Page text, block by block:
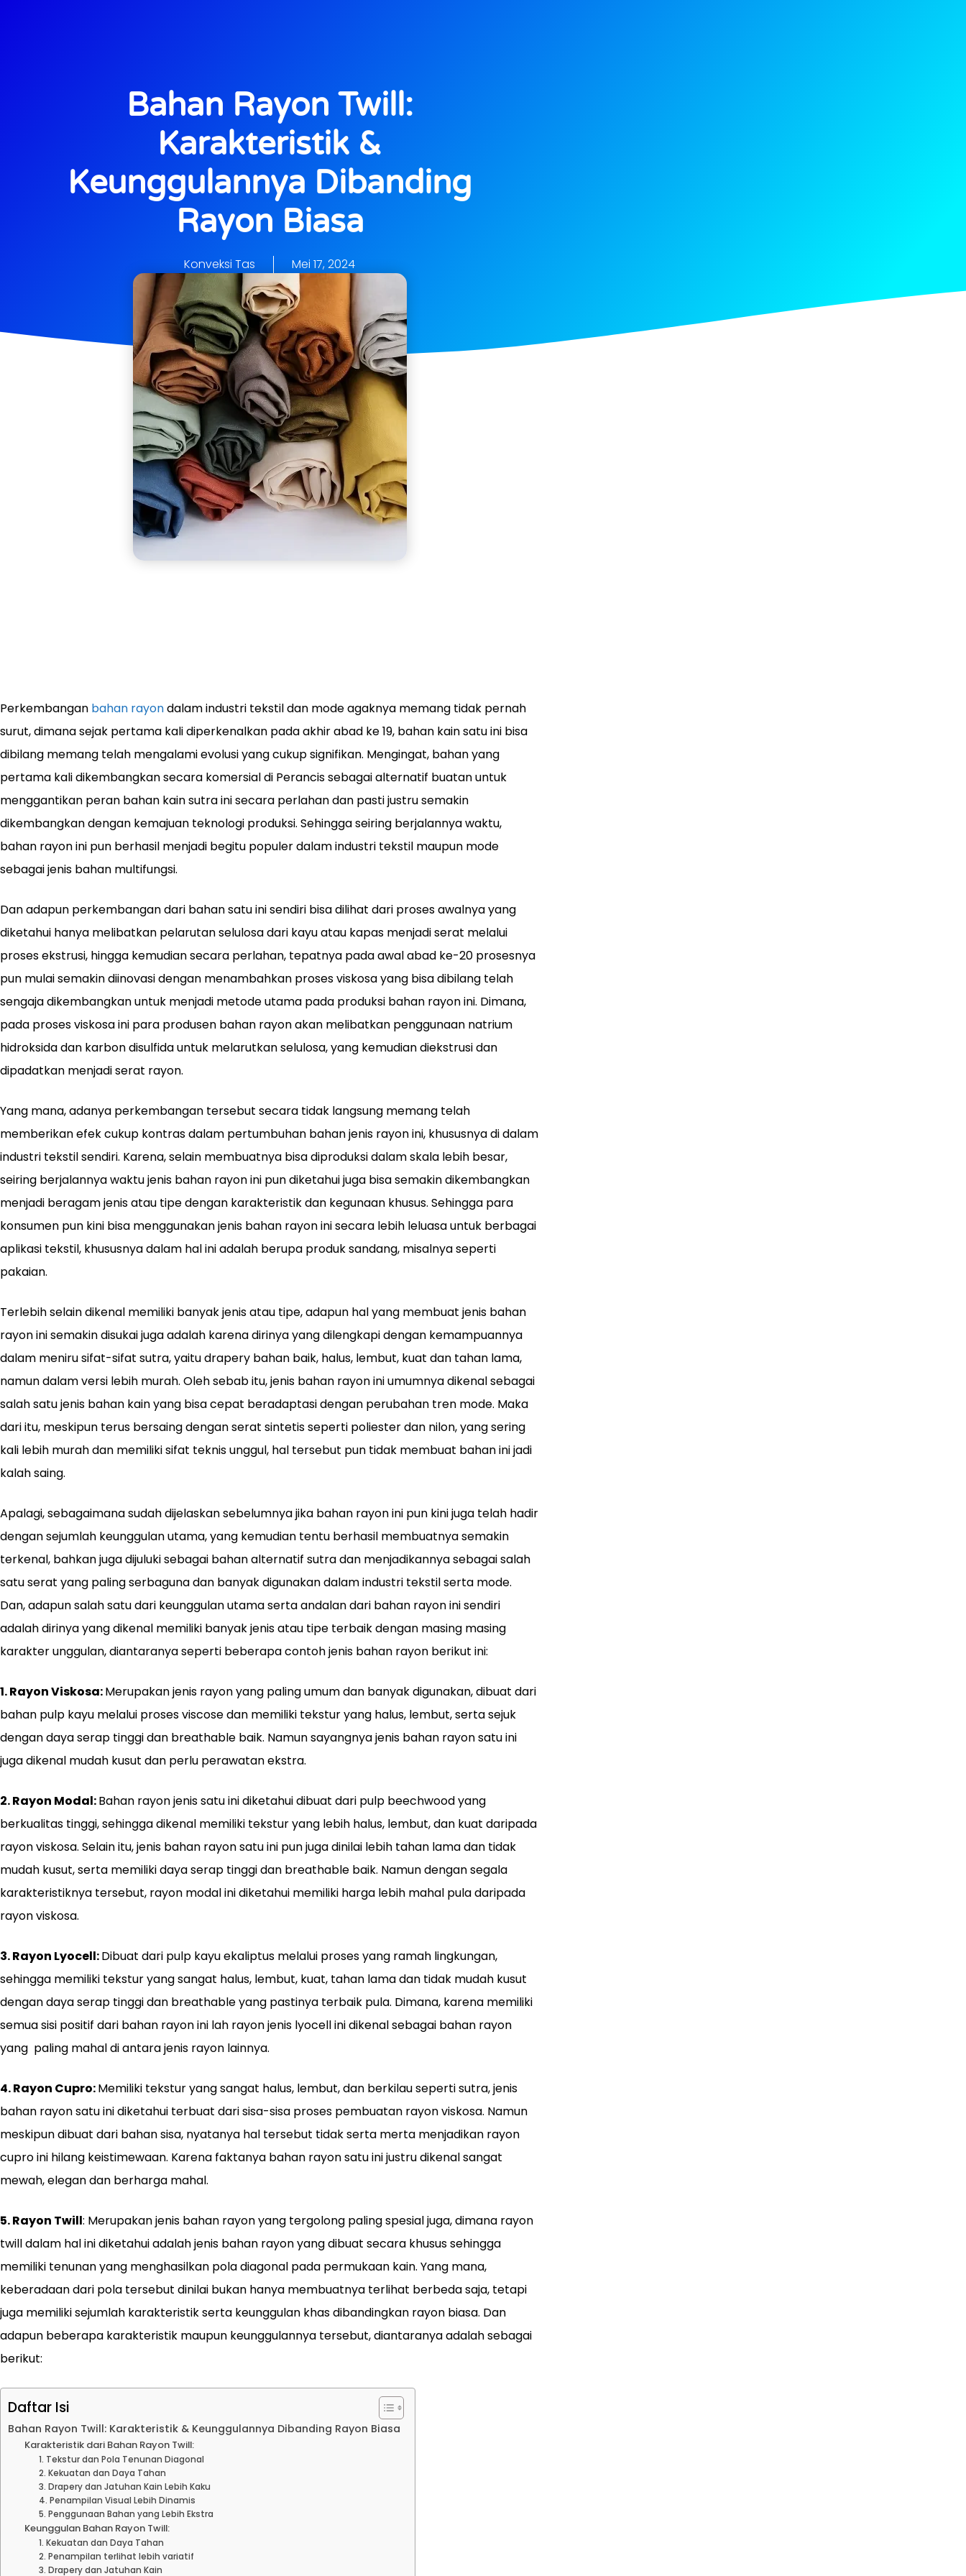
Bahan Rayon Twill:
Karakteristik &
Keunggulannya Dibanding
Rayon Biasa
Konveksi Tas Mei 17, 2024
Perkembangan bahan rayondalam industri tekstil dan mode agaknya memang tidak pernah
surut, dimana sejak pertama kali diperkenalkan pada akhir abad ke 19, bahan kain satu ini bisa
dibilang memang telah mengalami evolusi yang cukup signifikan. Mengingat, bahan yang
pertama kali dikembangkan secara komersial di Perancis sebagai alternatif buatan untuk
menggantikan peran bahan kain sutra ini secara perlahan dan pasti justru semakin
dikembangkan dengan kemajuan teknologi produksi. Sehingga seiring berjalannya waktu,
bahan rayon ini pun berhasil menjadi begitu populer dalam industri tekstil maupun mode
sebagai jenis bahan multifungsi.
Dan adapun perkembangan dari bahan satu ini sendiri bisa dilihat dari proses awalnya yang
diketahui hanya melibatkan pelarutan selulosa dari kayu atau kapas menjadi serat melalui
proses ekstrusi, hingga kemudian secara perlahan, tepatnya pada awal abad ke-20 prosesnya
pun mulai semakin diinovasi dengan menambahkan proses viskosa yang bisa dibilang telah
sengaja dikembangkan untuk menjadi metode utama pada produksi bahan rayon ini. Dimana,
pada proses viskosa ini para produsen bahan rayon akan melibatkan penggunaan natrium
hidroksida dan karbon disulfida untuk melarutkan selulosa, yang kemudian diekstrusi dan
dipadatkan menjadi serat rayon.
Yang mana, adanya perkembangan tersebut secara tidak langsung memang telah
memberikan efek cukup kontras dalam pertumbuhan bahan jenis rayon ini, khususnya di dalam
industri tekstil sendiri. Karena, selain membuatnya bisa diproduksi dalam skala lebih besar,
seiring berjalannya waktu jenis bahan rayon ini pun diketahui juga bisa semakin dikembangkan
menjadi beragam jenis atau tipe dengan karakteristik dan kegunaan khusus. Sehingga para
konsumen pun kini bisa menggunakan jenis bahan rayon ini secara lebih leluasa untuk berbagai
aplikasi tekstil, khususnya dalam hal ini adalah berupa produk sandang, misalnya seperti
pakaian.
Terlebih selain dikenal memiliki banyak jenis atau tipe, adapun hal yang membuat jenis bahan
rayon ini semakin disukai juga adalah karena dirinya yang dilengkapi dengan kemampuannya
dalam meniru sifat-sifat sutra, yaitu drapery bahan baik, halus, lembut, kuat dan tahan lama,
namun dalam versi lebih murah. Oleh sebab itu, jenis bahan rayon ini umumnya dikenal sebagai
salah satu jenis bahan kain yang bisa cepat beradaptasi dengan perubahan tren mode. Maka
dari itu, meskipun terus bersaing dengan serat sintetis seperti poliester dan nilon, yang sering
kali lebih murah dan memiliki sifat teknis unggul, hal tersebut pun tidak membuat bahan ini jadi
kalah saing.
Apalagi, sebagaimana sudah dijelaskan sebelumnya jika bahan rayon ini pun kini juga telah hadir
dengan sejumlah keunggulan utama, yang kemudian tentu berhasil membuatnya semakin
terkenal, bahkan juga dijuluki sebagai bahan alternatif sutra dan menjadikannya sebagai salah
satu serat yang paling serbaguna dan banyak digunakan dalam industri tekstil serta mode.
Dan, adapun salah satu dari keunggulan utama serta andalan dari bahan rayon ini sendiri
adalah dirinya yang dikenal memiliki banyak jenis atau tipe terbaik dengan masing masing
karakter unggulan, diantaranya seperti beberapa contoh jenis bahan rayon berikut ini:
1. Rayon Viskosa:Merupakan jenis rayon yang paling umum dan banyak digunakan, dibuat dari
bahan pulp kayu melalui proses viscose dan memiliki tekstur yang halus, lembut, serta sejuk
dengan daya serap tinggi dan breathable baik. Namun sayangnya jenis bahan rayon satu ini
juga dikenal mudah kusut dan perlu perawatan ekstra.
2. Rayon Modal:Bahan rayon jenis satu ini diketahui dibuat dari pulp beechwood yang
berkualitas tinggi, sehingga dikenal memiliki tekstur yang lebih halus, lembut, dan kuat daripada
rayon viskosa. Selain itu, jenis bahan rayon satu ini pun juga dinilai lebih tahan lama dan tidak
mudah kusut, serta memiliki daya serap tinggi dan breathable baik. Namun dengan segala
karakteristiknya tersebut, rayon modal ini diketahui memiliki harga lebih mahal pula daripada
rayon viskosa.
3. Rayon Lyocell:Dibuat dari pulp kayu ekaliptus melalui proses yang ramah lingkungan,
sehingga memiliki tekstur yang sangat halus, lembut, kuat, tahan lama dan tidak mudah kusut
dengan daya serap tinggi dan breathable yang pastinya terbaik pula. Dimana, karena memiliki
semua sisi positif dari bahan rayon ini lah rayon jenis lyocell ini dikenal sebagai bahan rayon
yang paling mahal di antara jenis rayon lainnya.
4. Rayon Cupro:Memiliki tekstur yang sangat halus, lembut, dan berkilau seperti sutra, jenis
bahan rayon satu ini diketahui terbuat dari sisa-sisa proses pembuatan rayon viskosa. Namun
meskipun dibuat dari bahan sisa, nyatanya hal tersebut tidak serta merta menjadikan rayon
cupro ini hilang keistimewaan. Karena faktanya bahan rayon satu ini justru dikenal sangat
mewah, elegan dan berharga mahal.
5.Rayon Twill: Merupakan jenis bahan rayon yang tergolong paling spesial juga, dimana rayon
twill dalam hal ini diketahui adalah jenis bahan rayon yang dibuat secara khusus sehingga
memiliki tenunan yang menghasilkan pola diagonal pada permukaan kain. Yang mana,
keberadaan dari pola tersebut dinilai bukan hanya membuatnya terlihat berbeda saja, tetapi
juga memiliki sejumlah karakteristik serta keunggulan khas dibandingkan rayon biasa. Dan
adapun beberapa karakteristik maupun keunggulannya tersebut, diantaranya adalah sebagai
berikut:
Daftar Isi
Bahan Rayon Twill: Karakteristik & Keunggulannya Dibanding Rayon Biasa
Karakteristik dari Bahan Rayon Twill:
1. Tekstur dan Pola Tenunan Diagonal
2. Kekuatan dan Daya Tahan
3. Drapery dan Jatuhan Kain Lebih Kaku
4. Penampilan Visual Lebih Dinamis
5. Penggunaan Bahan yang Lebih Ekstra
Keunggulan Bahan Rayon Twill:
1. Kekuatan dan Daya Tahan
2. Penampilan terlihat lebih variatif
3. Drapery dan Jatuhan Kain